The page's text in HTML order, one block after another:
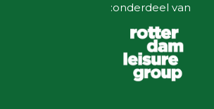
onderdeel van: